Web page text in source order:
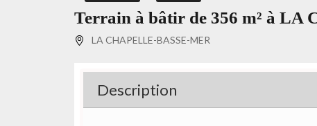
Terrain à bâtir de 356 m² à LA
LA CHAPELLE-BASSE-MER
Description